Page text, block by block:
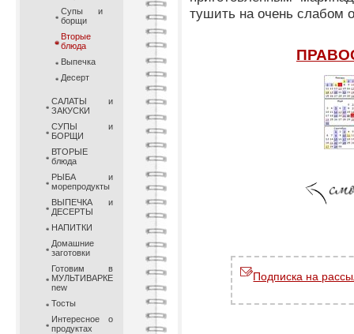
Супы и
борщи
Вторые
блюда
Выпечка
Десерт
САЛАТЫ и
ЗАКУСКИ
СУПЫ и
БОРЩИ
ВТОРЫЕ
блюда
РЫБА и
морепродукты
ВЫПЕЧКА и
ДЕСЕРТЫ
НАПИТКИ
Домашние
заготовки
Готовим в
МУЛЬТИВАРКЕ
new
Тосты
Интересное о
продуктах
тушить на очень слабом
Подписка на